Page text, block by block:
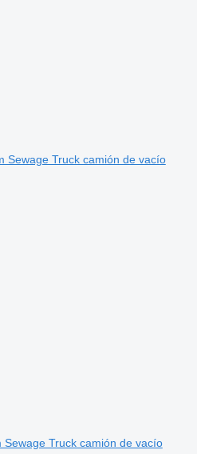
Sewage Truck camión de vacío
Sewage Truck camión de vacío